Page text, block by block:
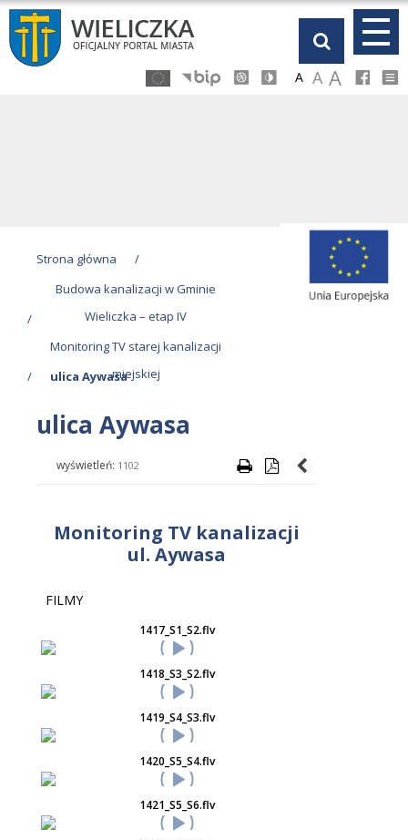
do
treści
do
do
do
A A A
Strona główna
/
Budowa kanalizacji w Gminie
Wieliczka – etap IV
/
Monitoring TV starej kanalizacji
miejskiej
/ ulica Aywasa
ulica Aywasa
wyświetleń: 1102
Monitoring TV kanalizacji
ul. Aywasa
FILMY
1417_S1_S2.flv
1418_S3_S2.flv
1419_S4_S3.flv
1420_S5_S4.flv
1421_S5_S6.flv